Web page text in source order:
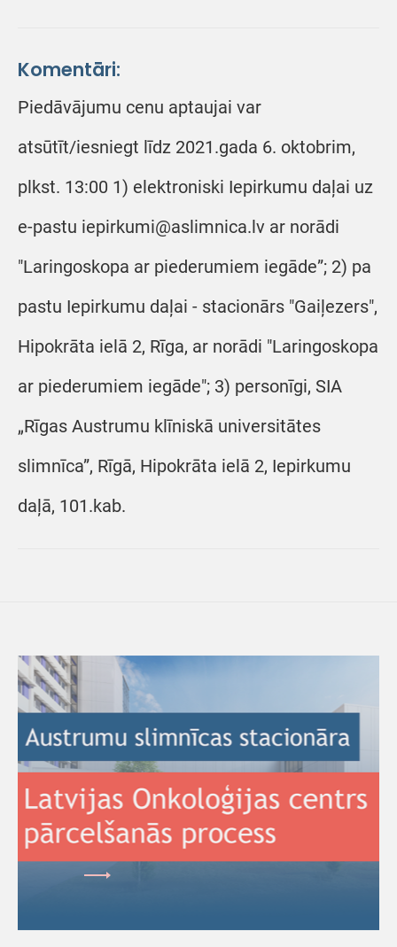
Komentāri:
Piedāvājumu cenu aptaujai var
atsūtīt/iesniegt līdz 2021.gada 6. oktobrim,
plkst. 13:00 1) elektroniski Iepirkumu daļai uz
e-pastu iepirkumi@aslimnica.lv ar norādi
"Laringoskopa ar piederumiem iegāde”; 2) pa
pastu Iepirkumu daļai - stacionārs "Gaiļezers",
Hipokrāta ielā 2, Rīga, ar norādi "Laringoskopa
ar piederumiem iegāde"; 3) personīgi, SIA
„Rīgas Austrumu klīniskā universitātes
slimnīca”, Rīgā, Hipokrāta ielā 2, Iepirkumu
daļā, 101.kab.